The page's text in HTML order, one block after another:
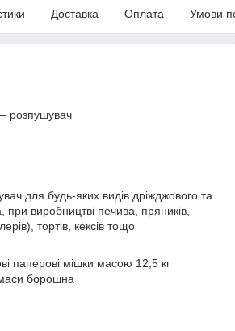
Доставка Оплата Умови
розпушувач
для будь-яких видів дріжджового та
при виробництві печива, пряників,
тортів, кексів тощо
паперові мішки масою 12,5 кг
борошна